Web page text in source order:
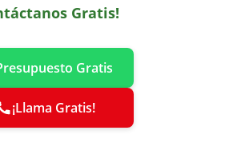
Gratis!
Gratis
¡Llama Gratis!